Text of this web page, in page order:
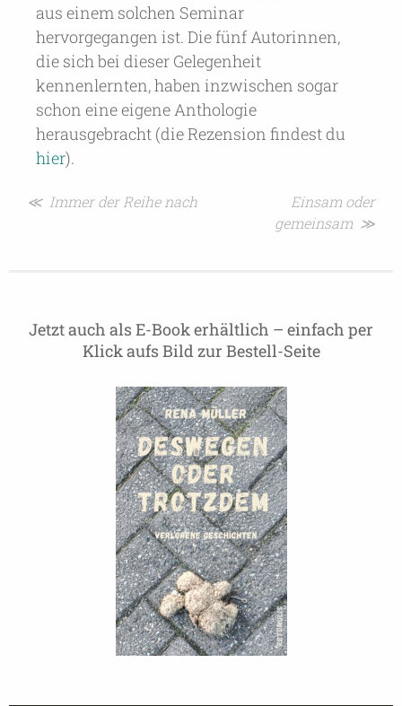
aus einem solchen Seminar
hervorgegangen ist. Die fünf Autorinnen,
die sich bei dieser Gelegenheit
kennenlernten, haben inzwischen sogar
schon eine eigene Anthologie
herausgebracht (die Rezension findest du
hier).
Beitragsnavigation
≪ Immer der Reihe nach
Einsam oder
gemeinsam ≫
Jetzt auch als E-Book erhältlich – einfach per
Klick aufs Bild zur Bestell-Seite